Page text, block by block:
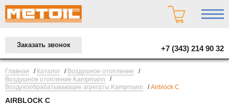
+7 (343) 214 90 32
Заказать звонок
Главная / Каталог / Воздушное отопление
/
Воздушное отопление Kampmann
/
Воздухообрабатывающие агрегаты Kampmann
/Airblock C
AIRBLOCK C